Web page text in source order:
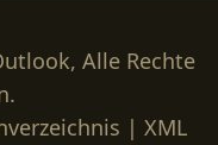
Alle Rechte
| XML